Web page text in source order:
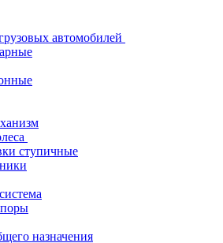
автомобилей
ступичные